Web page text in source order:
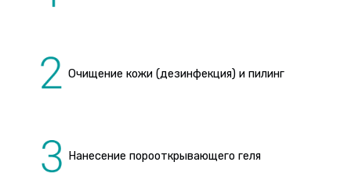
Очищение кожи (дезинфекция) и пилинг
Нанесение порооткрывающего геля